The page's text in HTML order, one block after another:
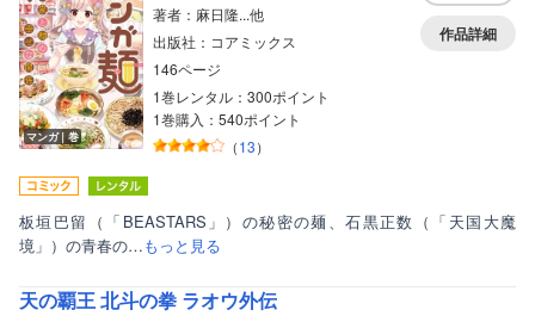
マンガ｜巻
著者：麻日隆...他
出版社：コアミックス
146ページ
1巻レンタル：300ポイント
1巻購入：540ポイント
（13）
作品詳細
板垣巴留（「BEASTARS」）の秘密の麺、石黒正数（「天国大魔
境」）の青春の…もっと見る
天の覇王 北斗の拳 ラオウ外伝